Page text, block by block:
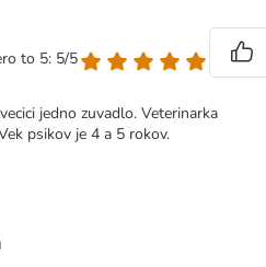
to 5: 5/5
jedno zuvadlo. Veterinarka
psikov je 4 a 5 rokov.